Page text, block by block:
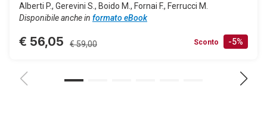
Alberti P., Gerevini S., Boido M., Fornai F., Ferrucci M.
Disponibile anche in formato eBook
€ 56,05 € 59,00 Sconto -5%